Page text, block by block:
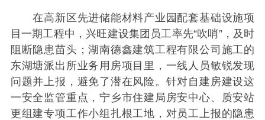
在高新区先进储能材料产业园配套基础设施项
目一期工程中，兴旺建设集团员工率先“吹哨”，及时
阻断隐患苗头；湖南德鑫建筑工程有限公司施工的
东湖塘派出所业务用房项目里，一线人员敏锐发现
问题并上报，避免了潜在风险。针对自建房建设这
一安全监管重点，宁乡市住建局房安中心、质安站
更组建专项工作小组扎根工地，对员工上报的隐患